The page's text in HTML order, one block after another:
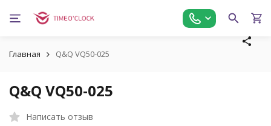
Главная Q&Q VQ50-025
Q&Q VQ50-025
Написать отзыв